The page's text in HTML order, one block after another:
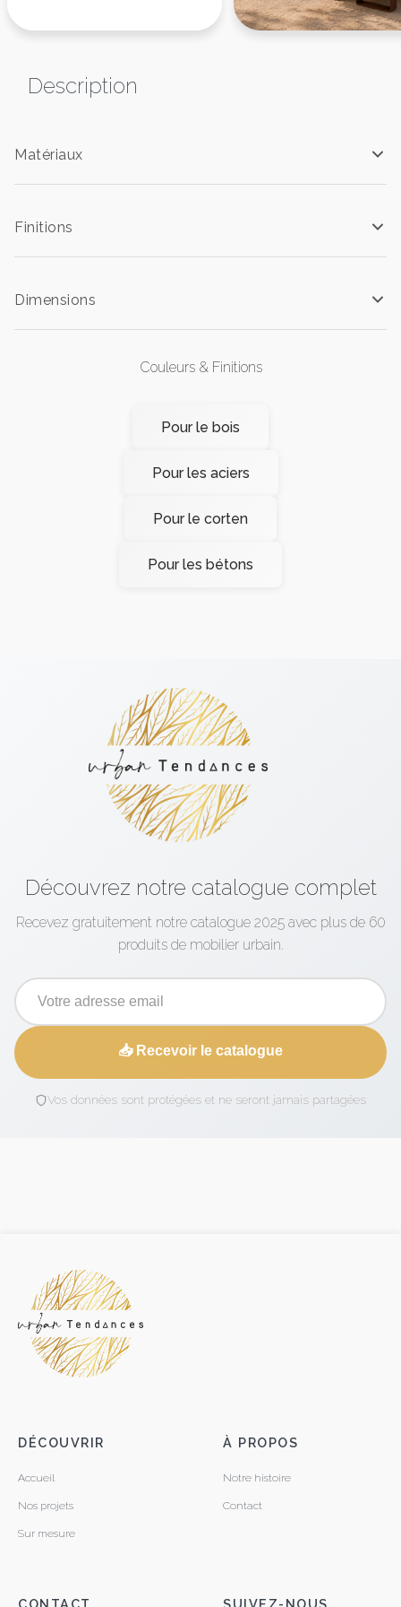
Description
Matériaux
Finitions
Dimensions
Couleurs & Finitions
Pour le bois
Pour les aciers
Pour le corten
Pour les bétons
Découvrez notre catalogue complet
Recevez gratuitement notre catalogue 2025 avec plus de 60
produits de mobilier urbain.
📥 Recevoir le catalogue
Vos données sont protégées et ne seront jamais partagées
DÉCOUVRIR
Accueil
Nos projets
Sur mesure
À PROPOS
Notre histoire
Contact
CONTACT SUIVEZ-NOUS